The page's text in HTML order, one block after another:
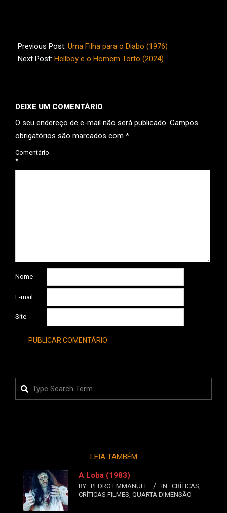
09-
05
Previous Post: Uma Filha para o Diabo (1976)
Next Post: Hellboy e o Homem Torto (2024)
DEIXE UM COMENTÁRIO
O seu endereço de e-mail não será publicado. Campos
obrigatórios são marcados com *
Comentário
*
Nome
E-mail
Site
Search
LEIA TAMBÉM
A Loba (1983)
BY: PEDRO EMMANUEL IN: CRÍTICAS
CRÍTICAS FILMES QUARTA DIMENSÃO